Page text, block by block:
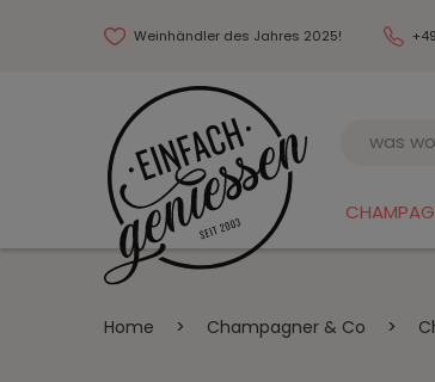
Weinhändler des Jahres 2025!
Home > Champagner & Co >